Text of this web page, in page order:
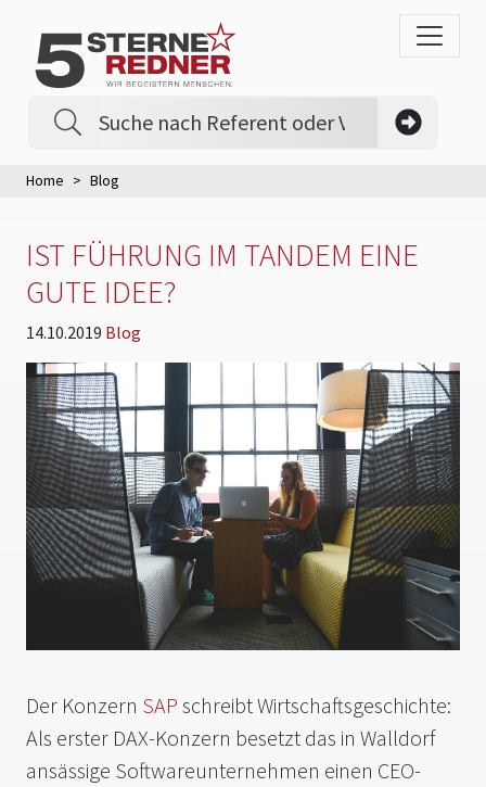
Home Blog
IST FÜHRUNG IM TANDEM EINE
GUTE IDEE?
14.10.2019 Blog
Der Konzern SAP schreibt Wirtschaftsgeschichte:
Als erster DAX-Konzern besetzt das in Walldorf
ansässige Softwareunternehmen einen CEO-